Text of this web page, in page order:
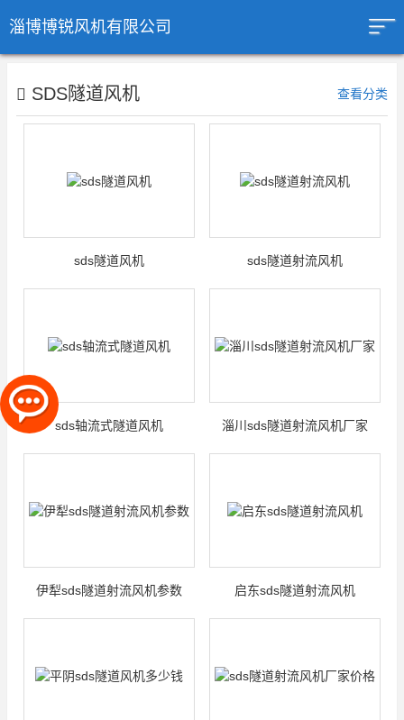
淄博博锐风机有限公司
SDS隧道风机 查看分类
sds隧道风机 sds隧道射流风机
sds轴流式隧道风机 淄川sds隧道射流风机厂家
伊犁sds隧道射流风机参数 启东sds隧道射流风机